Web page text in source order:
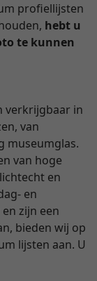
profiellijsten
hebt u
te kunnen
verkrijgbaar in
van
museumglas.
van hoge
en
en
zijn een
bieden wij op
lijsten aan. U